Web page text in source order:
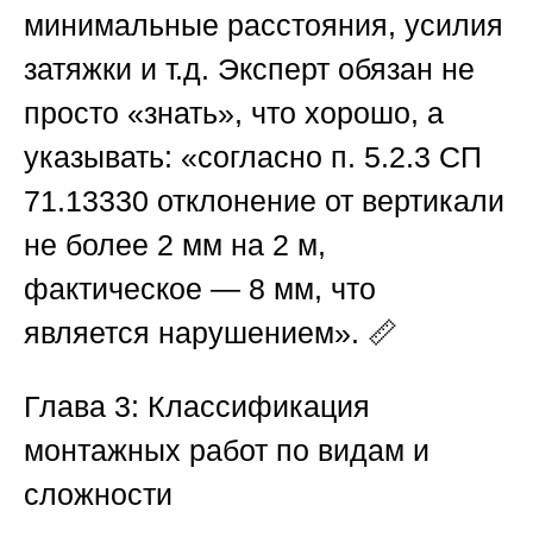
минимальные расстояния, усилия
затяжки и т.д. Эксперт обязан не
просто «знать», что хорошо, а
указывать: «согласно п. 5.2.3 СП
71.13330 отклонение от вертикали
не более 2 мм на 2 м,
фактическое — 8 мм, что
является нарушением». 📏
Глава 3: Классификация
монтажных работ по видам и
сложности